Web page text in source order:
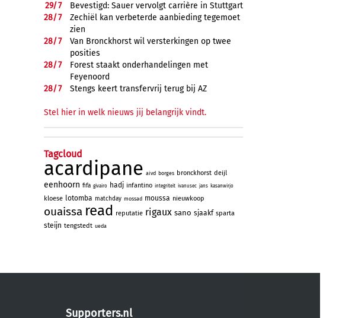
29/7
Bevestigd: Sauer vervolgt carrière in Stuttgart
28/7
Zechiël kan verbeterde aanbieding tegemoet
zien
28/7
Van Bronckhorst wil versterkingen op twee
posities
28/7
Forest staakt onderhandelingen met
Feyenoord
28/7 Stengs keert transfervrij terug bij AZ
Stel hier in welk nieuws jij belangrijk vindt.
Tagcloud
acardipane aivd borges bronckhorst deijl
eenhoorn fifa givairo hadj infantino integriteit ivanusec jans kasanwirjo
kloese lotomba matchday mossad moussa nieuwkoop
ouaissa read reputatie rigaux sano sjaakf sparta
steijn tengstedt ueda
Supporters.nl